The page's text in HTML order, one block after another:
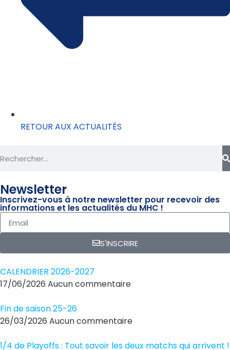
RETOUR AUX ACTUALITÉS
Newsletter
Inscrivez-vous à notre newsletter pour recevoir des
informations et les actualités du MHC !
S'INSCRIRE
CALENDRIER 2026-2027
17/06/2026 Aucun commentaire
Fin de saison 25-26
26/03/2026 Aucun commentaire
1/4 de Playoffs : Tout savoir les deux matchs qui arrivent !